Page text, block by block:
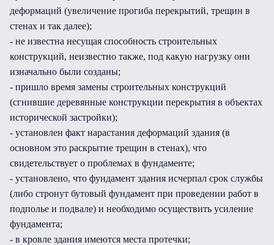
деформаций (увеличение прогиба перекрытий, трещин в
стенах и так далее);
- не известна несущая способность строительных
конструкций, неизвестно также, под какую нагрузку они
изначально были созданы;
- пришло время замены строительных конструкций
(сгнившие деревянные конструкции перекрытия в объектах
исторической застройки);
- установлен факт нарастания деформаций здания (в
основном это раскрытие трещин в стенах), что
свидетельствует о проблемах в фундаменте;
- установлено, что фундамент здания исчерпал срок службы
(либо стронут бутовый фундамент при проведении работ в
подполье и подвале) и необходимо осуществить усиление
фундамента;
- в кровле здания имеются места протечки;